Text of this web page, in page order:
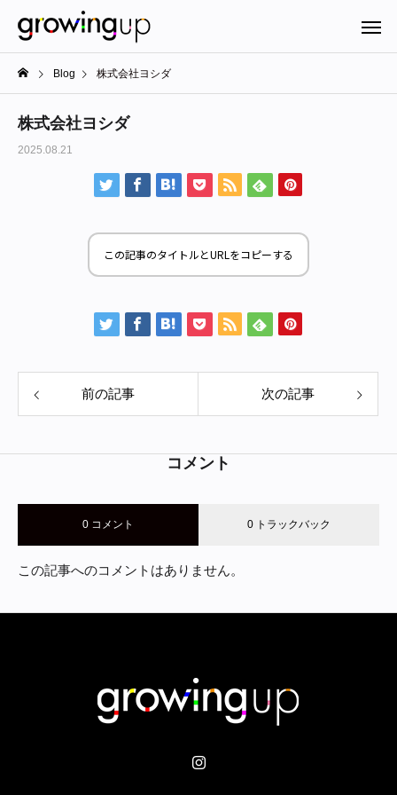
Blog 株式会社ヨシダ
株式会社ヨシダ
2025.08.21
この記事のタイトルとURLをコピーする
前の記事 次の記事
コメント
0 コメント 0 トラックバック
この記事へのコメントはありません。